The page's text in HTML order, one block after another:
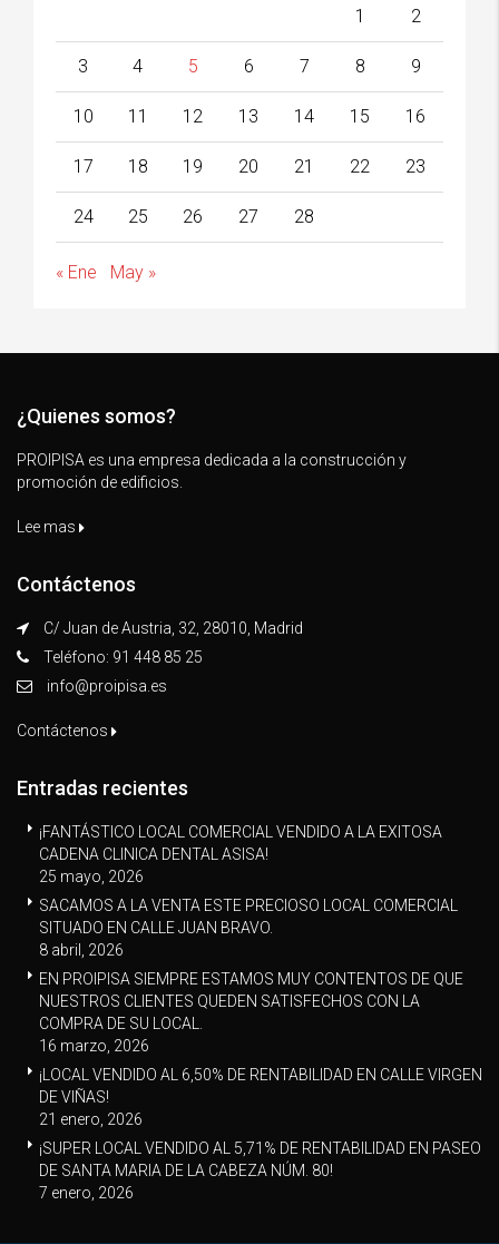
1 2
3 4 5 6 7 8 9
10 11 12 13 14 15 16
17 18 19 20 21 22 23
24 25 26 27 28
« Ene May »
¿Quienes somos?
PROIPISA es una empresa dedicada a la construcción y
promoción de edificios.
Lee mas
Contáctenos
C/ Juan de Austria, 32, 28010, Madrid
Teléfono: 91 448 85 25
info@proipisa.es
Contáctenos
Entradas recientes
¡FANTÁSTICO LOCAL COMERCIAL VENDIDO A LA EXITOSA
CADENA CLINICA DENTAL ASISA!
25 mayo, 2026
SACAMOS A LA VENTA ESTE PRECIOSO LOCAL COMERCIAL
SITUADO EN CALLE JUAN BRAVO.
8 abril, 2026
EN PROIPISA SIEMPRE ESTAMOS MUY CONTENTOS DE QUE
NUESTROS CLIENTES QUEDEN SATISFECHOS CON LA
COMPRA DE SU LOCAL.
16 marzo, 2026
¡LOCAL VENDIDO AL 6,50% DE RENTABILIDAD EN CALLE VIRGEN
DE VIÑAS!
21 enero, 2026
¡SUPER LOCAL VENDIDO AL 5,71% DE RENTABILIDAD EN PASEO
DE SANTA MARIA DE LA CABEZA NÚM. 80!
7 enero, 2026